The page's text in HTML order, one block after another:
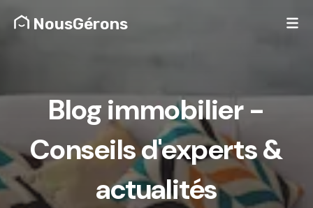
NousGérons
Blog immobilier -
Conseils d'experts &
actualités